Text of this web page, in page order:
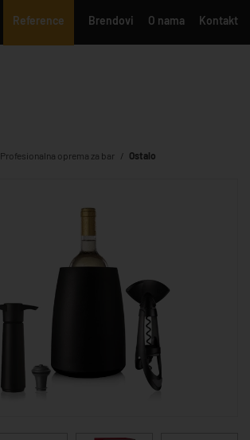
Reference Brendovi O nama Kontakt
Profesionalna oprema za bar Ostalo